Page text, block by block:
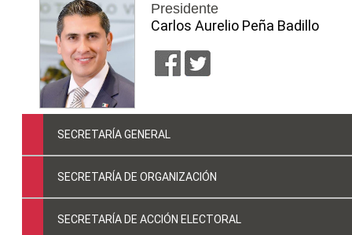
Presidente
Carlos Aurelio Peña Badillo
SECRETARÍA GENERAL
SECRETARÍA DE ORGANIZACIÓN
SECRETARÍA DE ACCIÓN ELECTORAL